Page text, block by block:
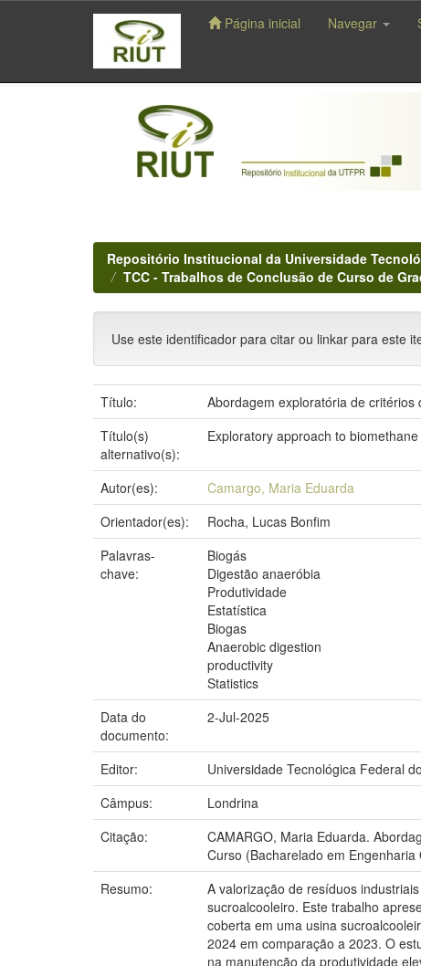
navigation
Página inicial Navegar
Repositório Institucional da Universidade
TCC - Trabalhos de Conclusão de Curso de
Use este identificador para citar ou linkar para este
Título:
Abordagem exploratória de
Título(s)
alternativo(s):
Exploratory approach to
Autor(es):
Camargo, Maria Eduarda
Orientador(es):
Rocha, Lucas Bonfim
Palavras-
chave:
Biogás
Digestão anaeróbia
Produtividade
Estatística
Biogas
Anaerobic digestion
productivity
Statistics
Data do
documento:
2-Jul-2025
Editor:
Universidade Tecnológica Federal
Câmpus:
Londrina
Citação:
CAMARGO, Maria Eduarda.
Curso (Bacharelado em
Resumo:
A valorização de resíduos
sucroalcooleiro. Este trabalho
coberta em uma usina
2024 em comparação a 2023. O
na manutenção da produtividade